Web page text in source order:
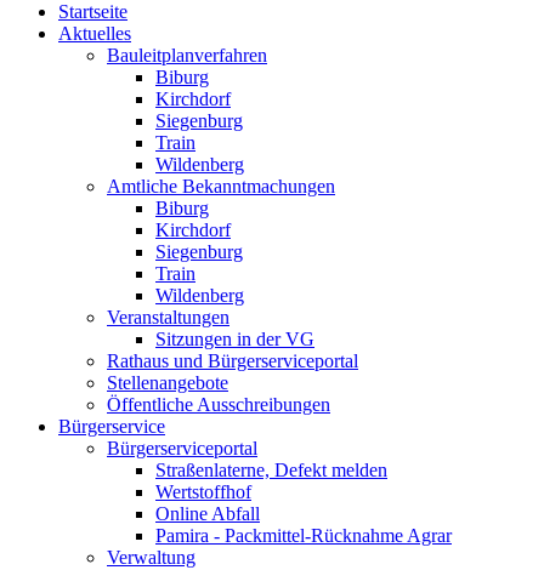
Startseite
Aktuelles
Bauleitplanverfahren
Biburg
Kirchdorf
Siegenburg
Train
Wildenberg
Amtliche Bekanntmachungen
Biburg
Kirchdorf
Siegenburg
Train
Wildenberg
Veranstaltungen
Sitzungen in der VG
Rathaus und Bürgerserviceportal
Stellenangebote
Öffentliche Ausschreibungen
Bürgerservice
Bürgerserviceportal
Straßenlaterne, Defekt melden
Wertstoffhof
Online Abfall
Pamira - Packmittel-Rücknahme Agrar
Verwaltung